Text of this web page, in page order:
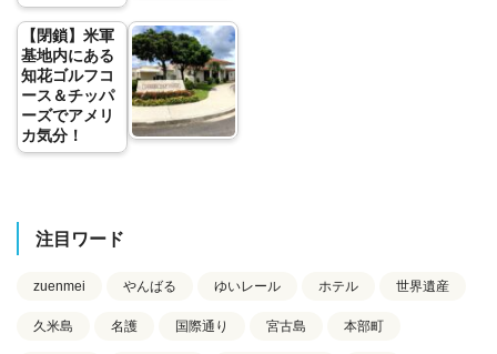
【閉鎖】米軍
基地内にある
知花ゴルフコ
ース＆チッパ
ーズでアメリ
カ気分！
注目ワード
zuenmei やんばる ゆいレール ホテル 世界遺産
久米島 名護 国際通り 宮古島 本部町